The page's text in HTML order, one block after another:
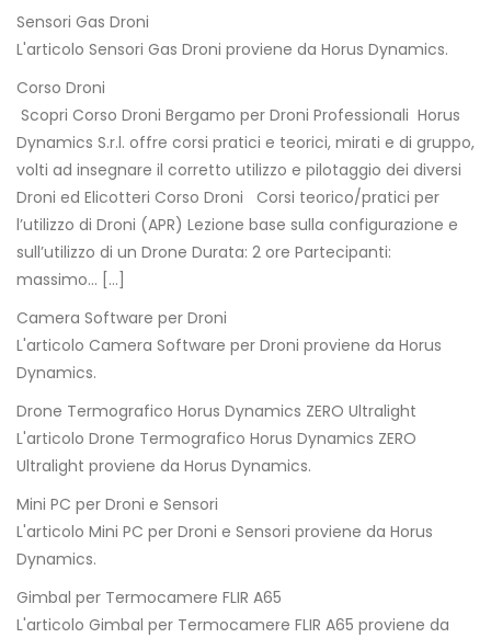
Sensori Gas Droni
L'articolo Sensori Gas Droni proviene da Horus Dynamics.
Corso Droni
Scopri Corso Droni Bergamo per Droni Professionali Horus
Dynamics S.r.l. offre corsi pratici e teorici, mirati e di gruppo,
volti ad insegnare il corretto utilizzo e pilotaggio dei diversi
Droni ed Elicotteri Corso Droni Corsi teorico/pratici per
l’utilizzo di Droni (APR) Lezione base sulla configurazione e
sull’utilizzo di un Drone Durata: 2 ore Partecipanti:
massimo… […]
Camera Software per Droni
L'articolo Camera Software per Droni proviene da Horus
Dynamics.
Drone Termografico Horus Dynamics ZERO Ultralight
L'articolo Drone Termografico Horus Dynamics ZERO
Ultralight proviene da Horus Dynamics.
Mini PC per Droni e Sensori
L'articolo Mini PC per Droni e Sensori proviene da Horus
Dynamics.
Gimbal per Termocamere FLIR A65
L'articolo Gimbal per Termocamere FLIR A65 proviene da